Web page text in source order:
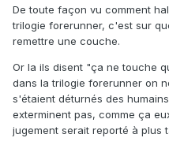
De toute façon vu comment
trilogie forerunner, c'est sur
remettre une couche.
Or la ils disent "ça ne touche
dans la trilogie forerunner on
s'étaient déturnés des
exterminent pas, comme ça
jugement serait reporté à plus